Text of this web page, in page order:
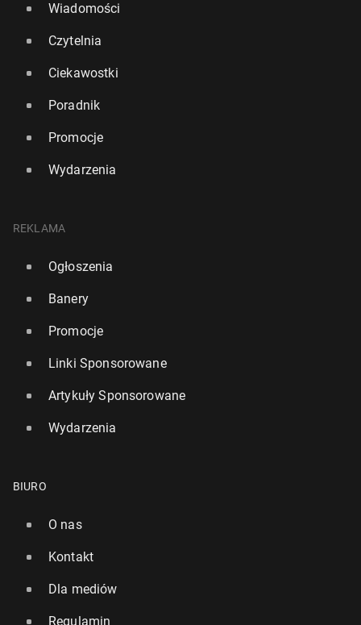
Wiadomości
Czytelnia
Ciekawostki
Poradnik
Promocje
Wydarzenia
REKLAMA
Ogłoszenia
Banery
Promocje
Linki Sponsorowane
Artykuły Sponsorowane
Wydarzenia
BIURO
O nas
Kontakt
Dla mediów
Regulamin